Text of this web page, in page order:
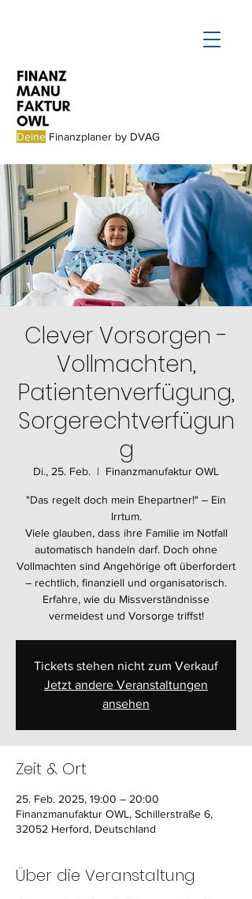
Deine Finanzplaner by DVAG
Clever Vorsorgen -
Vollmachten,
Patientenverfügung,
Sorgerechtverfügun
g
Di., 25. Feb.
  |
Finanzmanufaktur OWL
"Das regelt doch mein Ehepartner!" – Ein
Irrtum.
Viele glauben, dass ihre Familie im Notfall
automatisch handeln darf. Doch ohne
Vollmachten sind Angehörige oft überfordert
– rechtlich, finanziell und organisatorisch.
Erfahre, wie du Missverständnisse
vermeidest und Vorsorge triffst!
Tickets stehen nicht zum Verkauf
Jetzt andere Veranstaltungen
ansehen
Zeit & Ort
25. Feb. 2025, 19:00 – 20:00
Finanzmanufaktur OWL, Schillerstraße 6,
32052 Herford, Deutschland
Über die Veranstaltung